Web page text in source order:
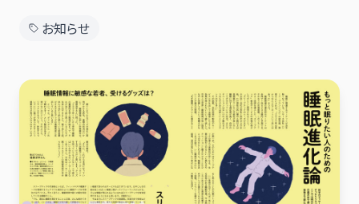
日本語 English
お知らせ